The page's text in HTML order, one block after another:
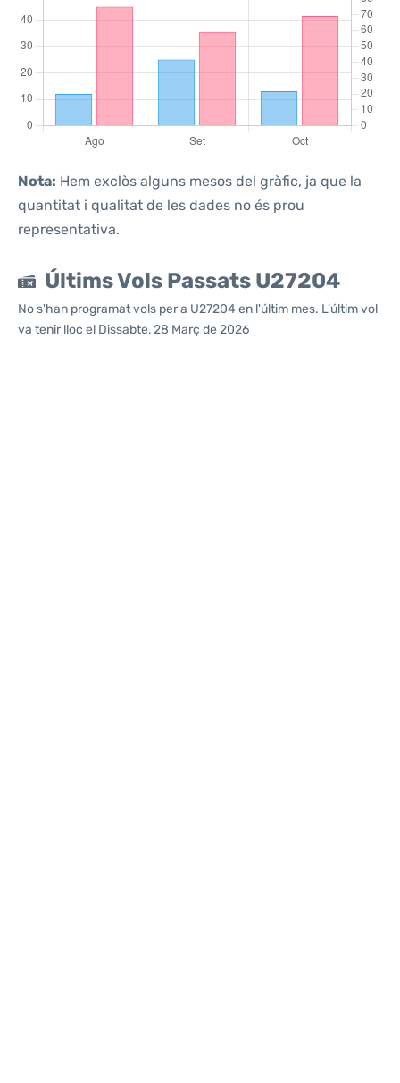
Nota: Hem exclòs alguns mesos del gràfic, ja que la
quantitat i qualitat de les dades no és prou
representativa.
Últims Vols Passats U27204
No s'han programat vols per a U27204 en l'últim mes. L'últim vol
va tenir lloc el Dissabte, 28 Març de 2026